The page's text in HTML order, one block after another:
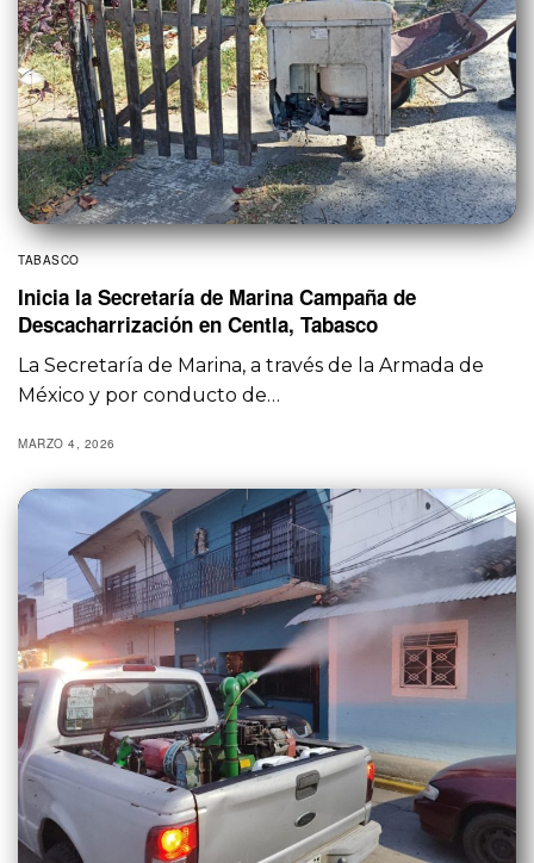
TABASCO
Inicia la Secretaría de Marina Campaña de
Descacharrización en Centla, Tabasco
La Secretaría de Marina, a través de la Armada de
México y por conducto de…
MARZO 4, 2026